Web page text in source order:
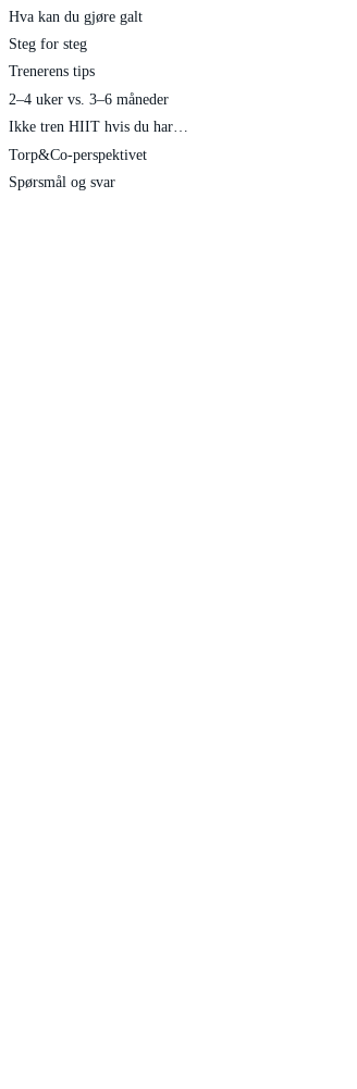
Hva kan du gjøre galt
Steg for steg
Trenerens tips
2–4 uker vs. 3–6 måneder
Ikke tren HIIT hvis du har…
Torp&Co-perspektivet
Spørsmål og svar